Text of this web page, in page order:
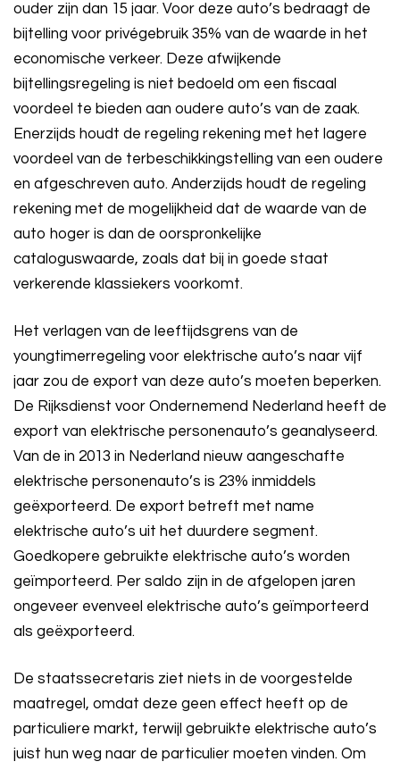
ouder zijn dan 15 jaar. Voor deze auto’s bedraagt de
bijtelling voor privégebruik 35% van de waarde in het
economische verkeer. Deze afwijkende
bijtellingsregeling is niet bedoeld om een fiscaal
voordeel te bieden aan oudere auto’s van de zaak.
Enerzijds houdt de regeling rekening met het lagere
voordeel van de terbeschikkingstelling van een oudere
en afgeschreven auto. Anderzijds houdt de regeling
rekening met de mogelijkheid dat de waarde van de
auto hoger is dan de oorspronkelijke
cataloguswaarde, zoals dat bij in goede staat
verkerende klassiekers voorkomt.
Het verlagen van de leeftijdsgrens van de
youngtimerregeling voor elektrische auto’s naar vijf
jaar zou de export van deze auto’s moeten beperken.
De Rijksdienst voor Ondernemend Nederland heeft de
export van elektrische personenauto’s geanalyseerd.
Van de in 2013 in Nederland nieuw aangeschafte
elektrische personenauto’s is 23% inmiddels
geëxporteerd. De export betreft met name
elektrische auto’s uit het duurdere segment.
Goedkopere gebruikte elektrische auto’s worden
geïmporteerd. Per saldo zijn in de afgelopen jaren
ongeveer evenveel elektrische auto’s geïmporteerd
als geëxporteerd.
De staatssecretaris ziet niets in de voorgestelde
maatregel, omdat deze geen effect heeft op de
particuliere markt, terwijl gebruikte elektrische auto’s
juist hun weg naar de particulier moeten vinden. Om